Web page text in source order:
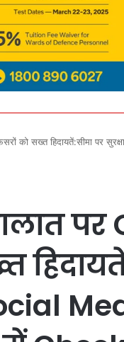
को सख्त हिदायतें:सीमा पर
पर